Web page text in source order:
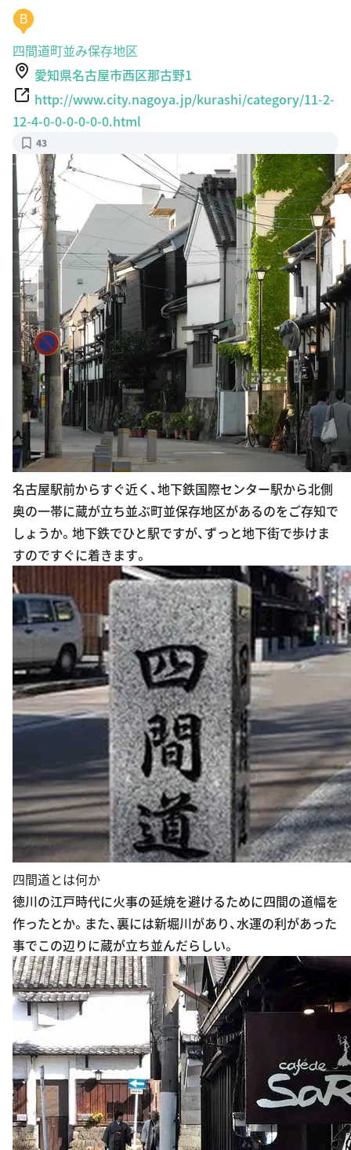
四間道町並み保存地区
愛知県名古屋市西区那古野1
http://www.city.nagoya.jp/kurashi/category/11-2-
12-4-0-0-0-0-0-0.html
43
名古屋駅前からすぐ近く、地下鉄国際センター駅から北側
奥の一帯に蔵が立ち並ぶ町並保存地区があるのをご存知で
しょうか。地下鉄でひと駅ですが、ずっと地下街で歩けま
すのですぐに着きます。
四間道とは何か
徳川の江戸時代に火事の延焼を避けるために四間の道幅を
作ったとか。また、裏には新堀川があり、水運の利があった
事でこの辺りに蔵が立ち並んだらしい。